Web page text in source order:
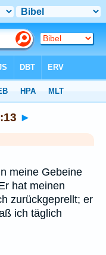
►
meine Gebeine
hat meinen
zurückgeprellt; er
ich täglich